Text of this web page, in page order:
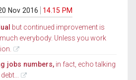
Nov 2016 14.15 PM
but continued improvement is
everybody. Unless you work
jobs numbers, in fact, echo talking